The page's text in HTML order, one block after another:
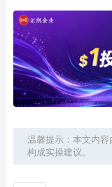
温馨提示：本文内
构成实操建议。